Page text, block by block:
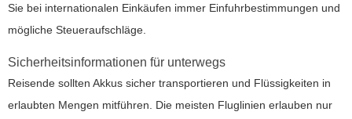
Sie bei internationalen Einkäufen immer Einfuhrbestimmungen und
mögliche Steueraufschläge.
Sicherheitsinformationen für unterwegs
Reisende sollten Akkus sicher transportieren und Flüssigkeiten in
erlaubten Mengen mitführen. Die meisten Fluglinien erlauben nur